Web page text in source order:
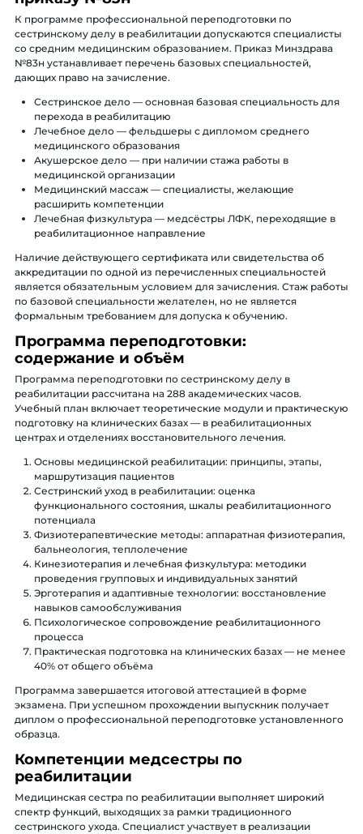
К программе профессиональной переподготовки по
сестринскому делу в реабилитации допускаются специалисты
со средним медицинским образованием. Приказ Минздрава
№83н устанавливает перечень базовых специальностей,
дающих право на зачисление.
Сестринское дело — основная базовая специальность для
перехода в реабилитацию
Лечебное дело — фельдшеры с дипломом среднего
медицинского образования
Акушерское дело — при наличии стажа работы в
медицинской организации
Медицинский массаж — специалисты, желающие
расширить компетенции
Лечебная физкультура — медсёстры ЛФК, переходящие в
реабилитационное направление
Наличие действующего сертификата или свидетельства об
аккредитации по одной из перечисленных специальностей
является обязательным условием для зачисления. Стаж работы
по базовой специальности желателен, но не является
формальным требованием для допуска к обучению.
Программа переподготовки:
содержание и объём
Программа переподготовки по сестринскому делу в
реабилитации рассчитана на 288 академических часов.
Учебный план включает теоретические модули и практическую
подготовку на клинических базах — в реабилитационных
центрах и отделениях восстановительного лечения.
Основы медицинской реабилитации: принципы, этапы,
маршрутизация пациентов
Сестринский уход в реабилитации: оценка
функционального состояния, шкалы реабилитационного
потенциала
Физиотерапевтические методы: аппаратная физиотерапия,
бальнеология, теплолечение
Кинезиотерапия и лечебная физкультура: методики
проведения групповых и индивидуальных занятий
Эрготерапия и адаптивные технологии: восстановление
навыков самообслуживания
Психологическое сопровождение реабилитационного
процесса
Практическая подготовка на клинических базах — не менее
40% от общего объёма
Программа завершается итоговой аттестацией в форме
экзамена. При успешном прохождении выпускник получает
диплом о профессиональной переподготовке установленного
образца.
Компетенции медсестры по
реабилитации
Медицинская сестра по реабилитации выполняет широкий
спектр функций, выходящих за рамки традиционного
сестринского ухода. Специалист участвует в реализации